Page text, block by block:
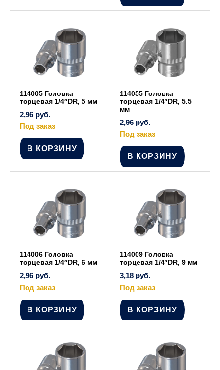
114005 Головка
торцевая 1/4″DR, 5 мм
2,96 руб.
Под заказ
В КОРЗИНУ
114055 Головка
торцевая 1/4″DR, 5.5
мм
2,96 руб.
Под заказ
В КОРЗИНУ
114006 Головка
торцевая 1/4″DR, 6 мм
2,96 руб.
Под заказ
В КОРЗИНУ
114009 Головка
торцевая 1/4″DR, 9 мм
3,18 руб.
Под заказ
В КОРЗИНУ